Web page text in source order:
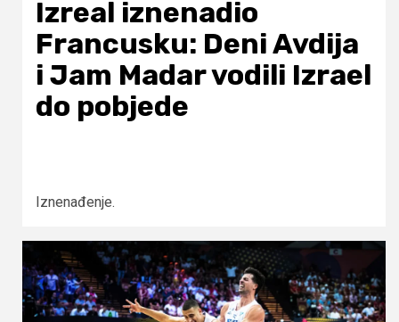
Izreal iznenadio
Francusku: Deni Avdija
i Jam Madar vodili Izrael
do pobjede
Iznenađenje.